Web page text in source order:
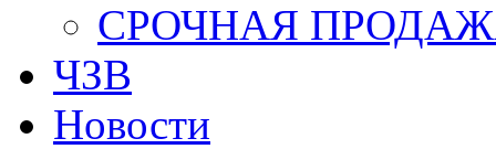
СРОЧНАЯ
ЧЗВ
Новости